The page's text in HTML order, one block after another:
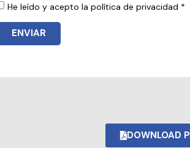
He leído y acepto la política de privacidad *
ENVIAR
DOWNLOAD